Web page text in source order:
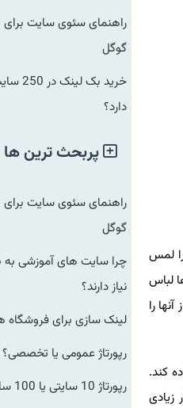
لمس
را
کند.
راهنمای سئوی سایت
گوگل
خرید بک
دارد؟
پربحث ترین ها
راهنمای سئوی سایت
گوگل
چرا سایت های آموزشی
نیاز دارند؟
لینک سازی برای فروشگاه
رپورتاژ عمومی یا تخصصی؟
رپورتاژ 10 سایتی یا 100 سایتی؟